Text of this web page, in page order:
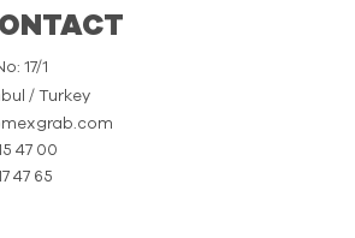
17/1
/ Turkey
47 00
47 65